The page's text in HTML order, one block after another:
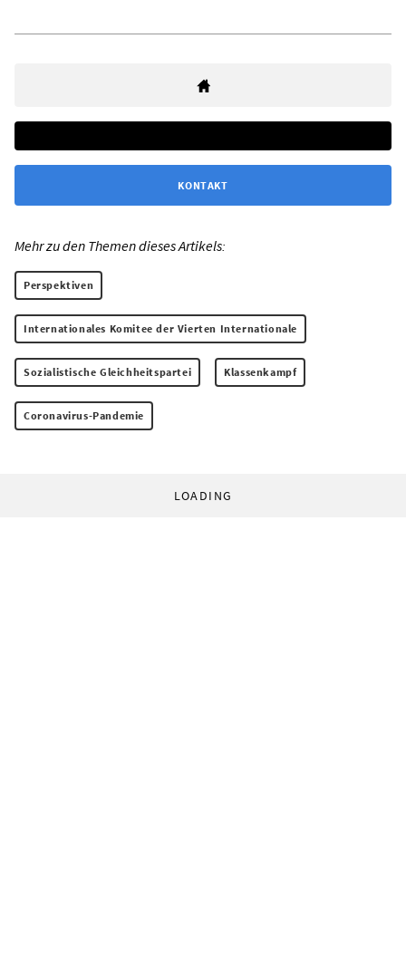
KONTAKT
Mehr zu den Themen dieses Artikels:
Perspektiven
Internationales Komitee der Vierten Internationale
Sozialistische Gleichheitspartei Klassenkampf
Coronavirus-Pandemie
LOADING